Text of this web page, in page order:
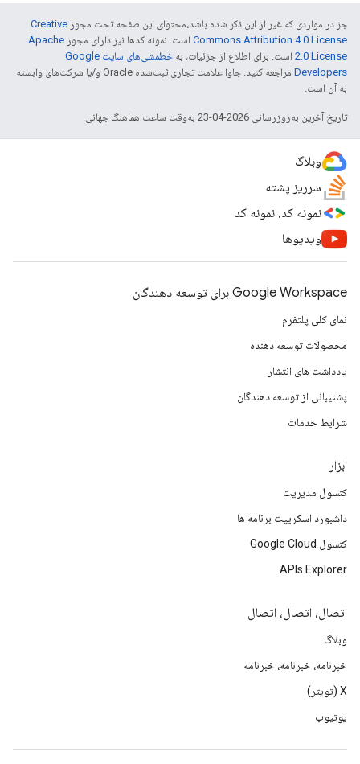
جز در مواردی که غیر از این ذکر شده باشد،‌محتوای این صفحه تحت مجوز Creative
Commons Attribution 4.0 License است. نمونه کدها نیز دارای مجوز Apache
2.0 License است. برای اطلاع از جزئیات، به
خطمشی‌های سایت Google
Developers‏
مراجعه کنید. جاوا علامت تجاری ثبت‌شده Oracle و/یا شرکت‌های وابسته
به آن است.
تاریخ آخرین به‌روزرسانی 2026-04-23 به‌وقت ساعت هماهنگ جهانی.
وبلاگ
سرریز پشته
نمونه کد، نمونه کد
ویدیوها
Google Workspace برای توسعه دهندگان
نمای کلی پلتفرم
محصولات توسعه دهنده
یادداشت های انتشار
پشتیبانی از توسعه دهندگان
شرایط خدمات
ابزار
کنسول مدیریت
داشبورد اسکریپت برنامه ها
کنسول Google Cloud
APIs Explorer
اتصال، اتصال، اتصال
وبلاگ
خبرنامه، خبرنامه، خبرنامه
X (تویتر)
یوتیوب